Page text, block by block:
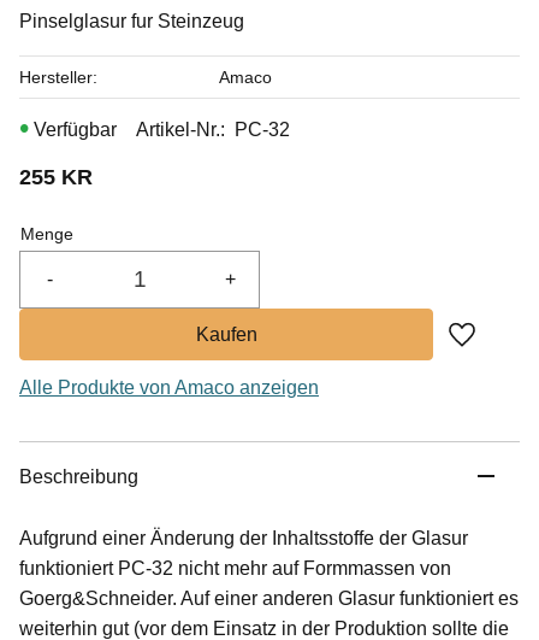
Pinselglasur fur Steinzeug
255 KR
Menge
+
-
Zu
Artikel-Nr. PC-32
Hersteller Amaco
Alle Produkte von Amaco anzeigen
Beschreibung
Aufgrund einer Änderung der Inhaltsstoffe der Glasur
funktioniert PC-32 nicht mehr auf Formmassen von
Goerg&Schneider. Auf einer anderen Glasur funktioniert es
weiterhin gut (vor dem Einsatz in der Produktion sollte die